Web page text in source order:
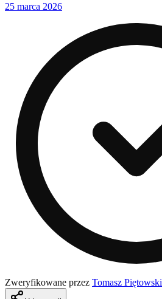
25 marca 2026
Zweryfikowane przez Tomasz Piętowski